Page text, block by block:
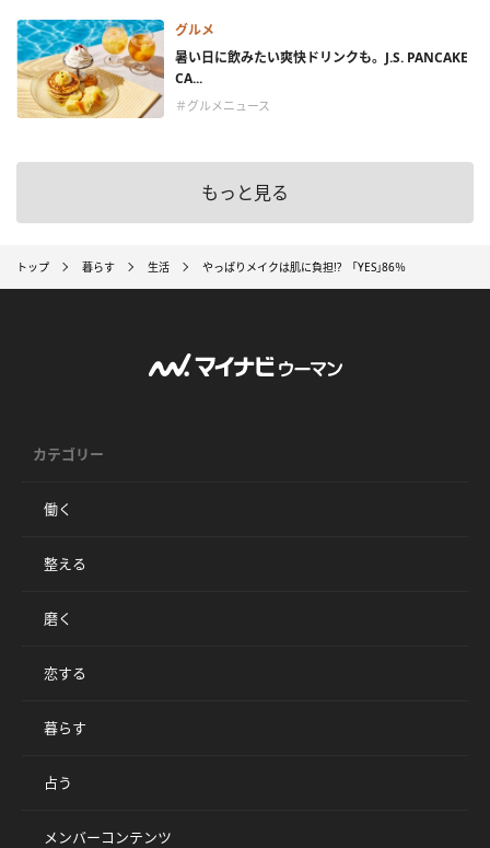
グルメ
暑い日に飲みたい爽快ドリンクも。J.S. PANCAKE
CA...
＃グルメニュース
もっと見る
トップ 暮らす 生活 やっぱりメイクは肌に負担!? ｢YES｣86％
カテゴリー
働く
整える
磨く
恋する
暮らす
占う
メンバーコンテンツ